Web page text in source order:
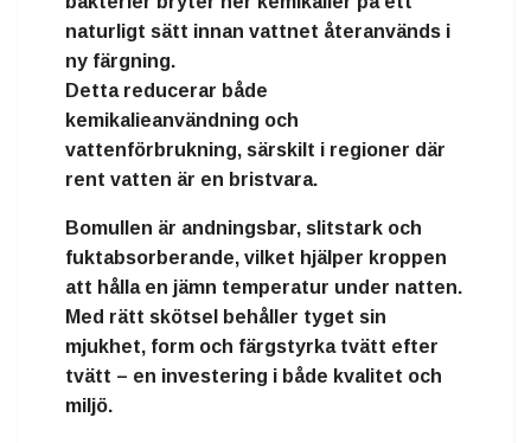
naturligt sätt innan vattnet återanvänds i
ny färgning.
Detta reducerar både
kemikalieanvändning och
vattenförbrukning, särskilt i regioner där
rent vatten är en bristvara.
Bomullen är andningsbar, slitstark och
fuktabsorberande, vilket hjälper kroppen
att hålla en jämn temperatur under natten.
Med rätt skötsel behåller tyget sin
mjukhet, form och färgstyrka tvätt efter
tvätt – en investering i både kvalitet och
miljö.